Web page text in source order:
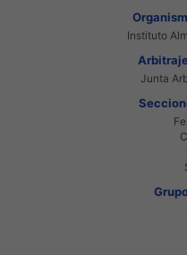
Instituto
Junta